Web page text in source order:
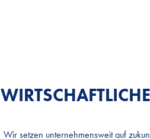
Wir setzen unternehmensweit auf
Wir setzen unternehmensweit auf
Wir setzen unternehmensweit auf